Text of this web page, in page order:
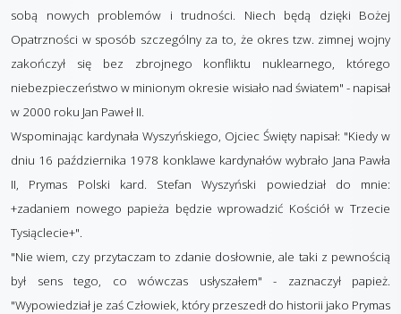
sobą nowych problemów i trudności. Niech będą dzięki Bożej
Opatrzności w sposób szczególny za to, że okres tzw. zimnej wojny
zakończył się bez zbrojnego konfliktu nuklearnego, którego
niebezpieczeństwo w minionym okresie wisiało nad światem" - napisał
w 2000 roku Jan Paweł II.
Wspominając kardynała Wyszyńskiego, Ojciec Święty napisał: "Kiedy w
dniu 16 października 1978 konklawe kardynałów wybrało Jana Pawła
II, Prymas Polski kard. Stefan Wyszyński powiedział do mnie:
+zadaniem nowego papieża będzie wprowadzić Kościół w Trzecie
Tysiąclecie+".
"Nie wiem, czy przytaczam to zdanie dosłownie, ale taki z pewnością
był sens tego, co wówczas usłyszałem" - zaznaczył papież.
"Wypowiedział je zaś Człowiek, który przeszedł do historii jako Prymas